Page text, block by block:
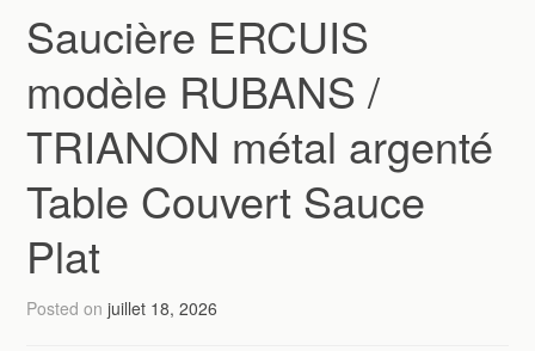
Saucière ERCUIS
modèle RUBANS /
TRIANON métal argenté
Table Couvert Sauce
Plat
Posted onjuillet 18, 2026